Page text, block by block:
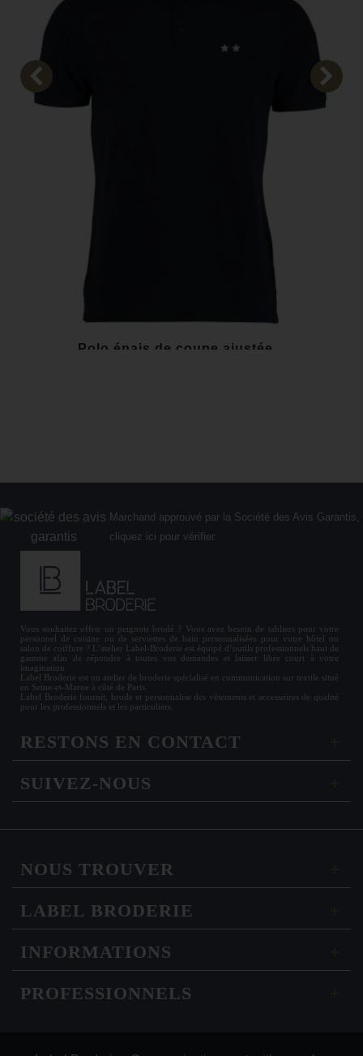
Polo épais de coupe ajustée...
Marchand approuvé par la Société des Avis Garantis,
cliquez ici pour vérifier.
Vous souhaitez offrir un peignoir brodé ? Vous avez besoin de tabliers pour votre
personnel de cuisine ou de serviettes de bain personnalisées pour votre hôtel ou
salon de coiffure ? L’atelier Label-Broderie est équipé d’outils professionnels haut de
gamme afin de répondre à toutes vos demandes et laisser libre court à votre
imagination.
Label Broderie est un atelier de broderie spécialisé en communication sur textile situé
en Seine-et-Marne à côté de Paris.
Label Broderie fournit, brode et personnalise des vêtements et accessoires de qualité
pour les professionnels et les particuliers.
RESTONS EN CONTACT
SUIVEZ-NOUS
NOUS TROUVER
LABEL BRODERIE
INFORMATIONS
PROFESSIONNELS